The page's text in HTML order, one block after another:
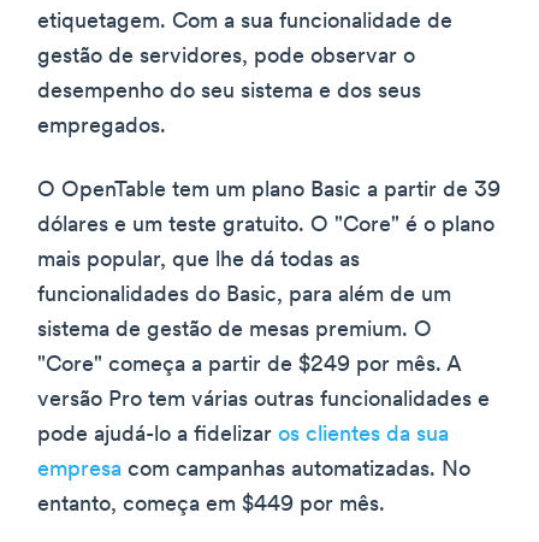
etiquetagem. Com a sua funcionalidade de
gestão de servidores, pode observar o
desempenho do seu sistema e dos seus
empregados.
O OpenTable tem um plano Basic a partir de 39
dólares e um teste gratuito. O "Core" é o plano
mais popular, que lhe dá todas as
funcionalidades do Basic, para além de um
sistema de gestão de mesas premium. O
"Core" começa a partir de $249 por mês. A
versão Pro tem várias outras funcionalidades e
pode ajudá-lo a fidelizar os clientes da sua
empresa com campanhas automatizadas. No
entanto, começa em $449 por mês.